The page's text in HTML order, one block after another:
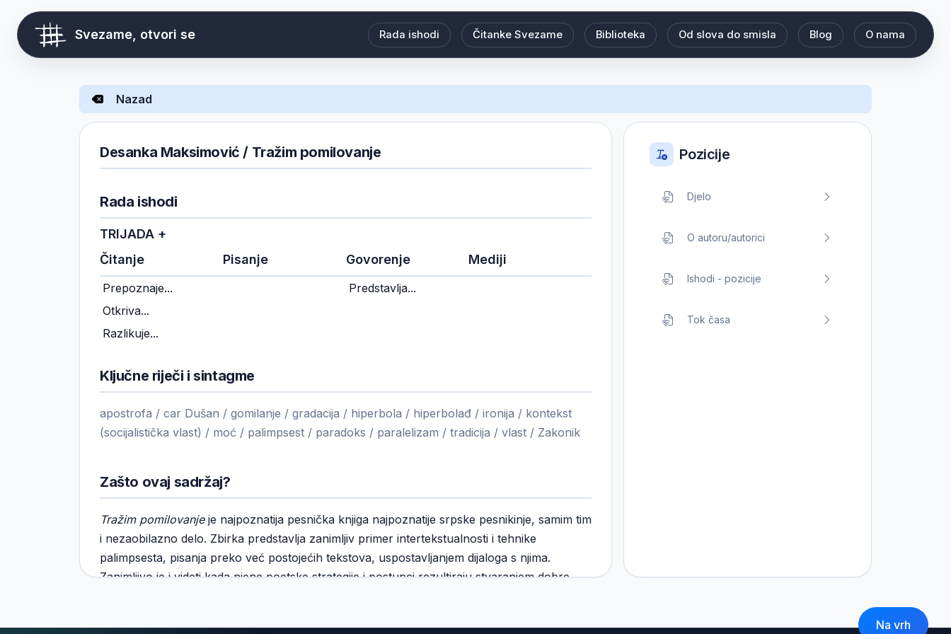
Svezame, otvori se Rada ishodi Čitanke Svezame Biblioteka Od slova do smisla Blog O nama
Nazad
Desanka Maksimović / Tražim pomilovanje
Rada ishodi
TRIJADA +
Čitanje
Prepoznaje...
Otkriva...
Razlikuje...
Pisanje Govorenje
Predstavlja...
Mediji
Ključne riječi i sintagme
apostrofa / car Dušan / gomilanje / gradacija / hiperbola / hiperbolađ / ironija / kontekst
(socijalistička vlast) / moć / palimpsest / paradoks / paralelizam / tradicija / vlast / Zakonik
Zašto ovaj sadržaj?
Tražim pomilovanjeje najpoznatija pesnička knjiga najpoznatije srpske pesnikinje, samim tim
i nezaobilazno delo. Zbirka predstavlja zanimljiv primer intertekstualnosti i tehnike
palimpsesta, pisanja preko već postojećih tekstova, uspostavljanjem dijaloga s njima.
Zanimljivo je i videti kada njene poetske strategije i postupci rezultiraju stvaranjem dobre
Pozicije
Djelo
O autoru/autorici
Ishodi - pozicije
Tok časa
Na vrh